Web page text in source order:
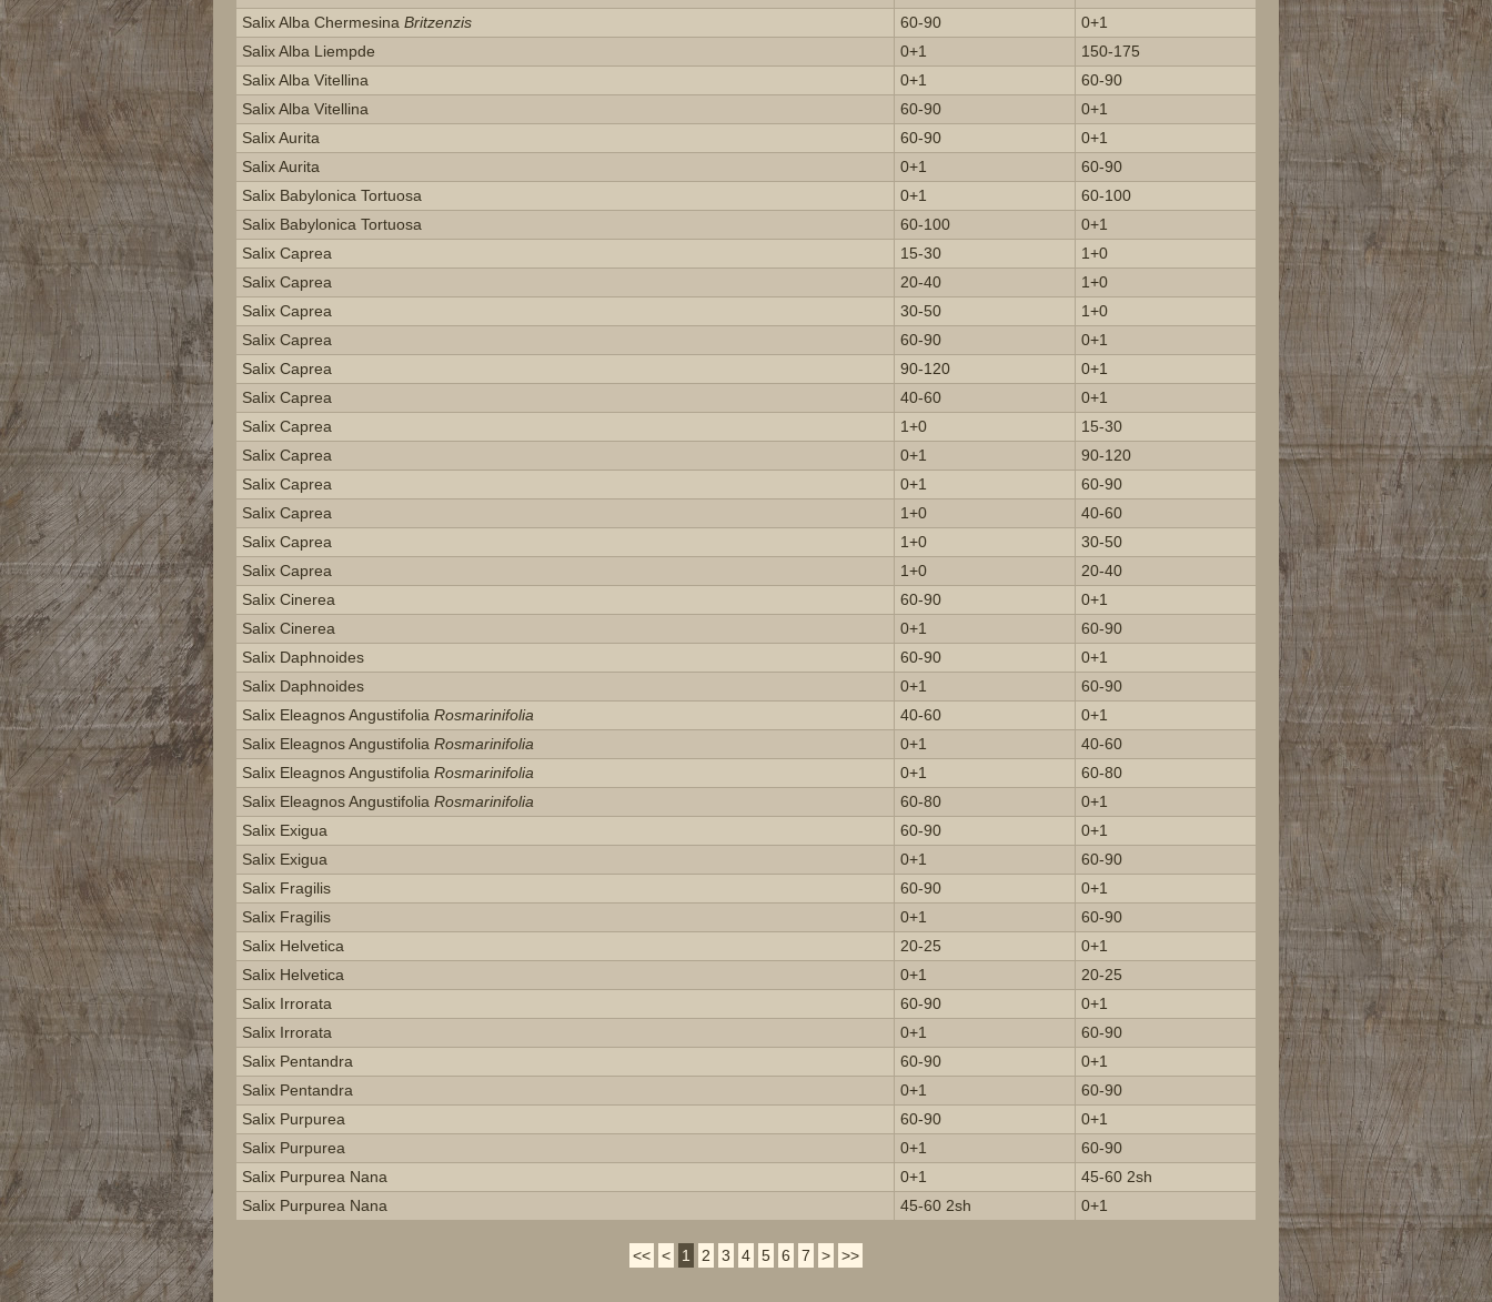
Salix Alba Chermesina Britzenzis 60-90
0+1
Salix Alba Liempde
0+1
150-175
Salix Alba Vitellina
0+1
60-90
Salix Alba Vitellina
60-90
0+1
Salix Aurita
60-90
0+1
Salix Aurita
0+1
60-90
Salix Babylonica Tortuosa
0+1
60-100
Salix Babylonica Tortuosa
60-100
0+1
Salix Caprea
15-30
1+0
Salix Caprea
20-40
1+0
Salix Caprea
30-50
1+0
Salix Caprea
60-90
0+1
Salix Caprea
90-120
0+1
Salix Caprea
40-60
0+1
Salix Caprea
1+0
15-30
Salix Caprea
0+1
90-120
Salix Caprea
0+1
60-90
Salix Caprea
1+0
40-60
Salix Caprea
1+0
30-50
Salix Caprea
1+0
20-40
Salix Cinerea
60-90
0+1
Salix Cinerea
0+1
60-90
Salix Daphnoides
60-90
0+1
Salix Daphnoides
0+1
60-90
Salix Eleagnos Angustifolia Rosmarinifolia 40-60
0+1
Salix Eleagnos Angustifolia Rosmarinifolia 0+1
40-60
Salix Eleagnos Angustifolia Rosmarinifolia 0+1
60-80
Salix Eleagnos Angustifolia Rosmarinifolia 60-80
0+1
Salix Exigua
60-90
0+1
Salix Exigua
0+1
60-90
Salix Fragilis
60-90
0+1
Salix Fragilis
0+1
60-90
Salix Helvetica
20-25
0+1
Salix Helvetica
0+1
20-25
Salix Irrorata
60-90
0+1
Salix Irrorata
0+1
60-90
Salix Pentandra
60-90
0+1
Salix Pentandra
0+1
60-90
Salix Purpurea
60-90
0+1
Salix Purpurea
0+1
60-90
Salix Purpurea Nana
0+1
45-60 2sh
Salix Purpurea Nana
45-60 2sh 0+1
<< < 1 2 3 4 5 6 7 > >>